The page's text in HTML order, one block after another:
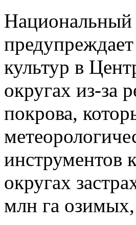
Национальный
культур в
округах из-за
покрова,
инструментов
округах
млн га